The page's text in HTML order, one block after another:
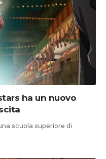
ha un nuovo
scuola superiore di